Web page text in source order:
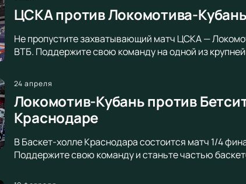
ЦСКА против Локомотива-
Не пропустите захватывающий матч ЦСКА —
ВТБ. Поддержите свою команду на одной из
24 апреля
Локомотив-Кубань против
Краснодаре
В Баскет-холле Краснодара состоится матч 1/4
Поддержите свою команду и станьте частью